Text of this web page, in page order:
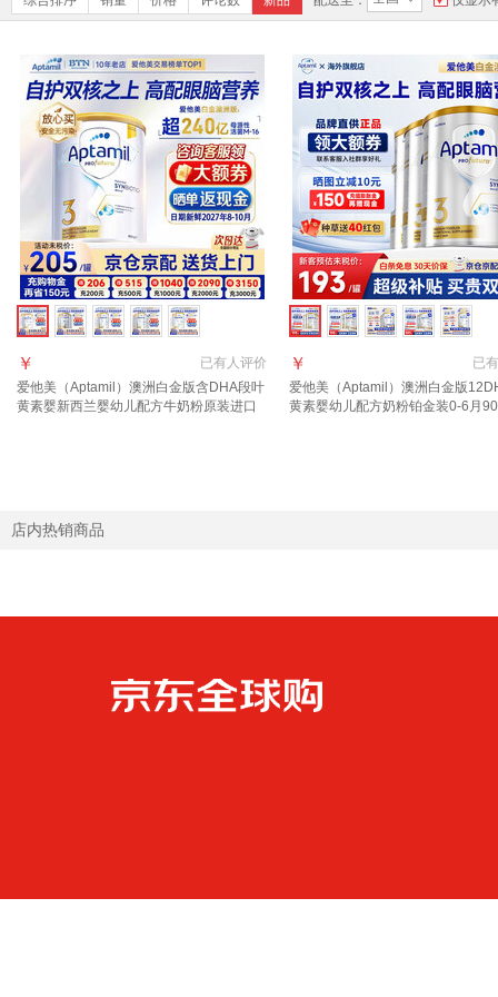
已有人评价
￥
爱他美（Aptamil）澳洲白金版含DHA段叶
黄素婴新西兰婴幼儿配方牛奶粉原装进口
已有
￥
爱他美（Aptamil）澳洲白金版
黄素婴幼儿配方奶粉铂金装0-6月
店内热销商品